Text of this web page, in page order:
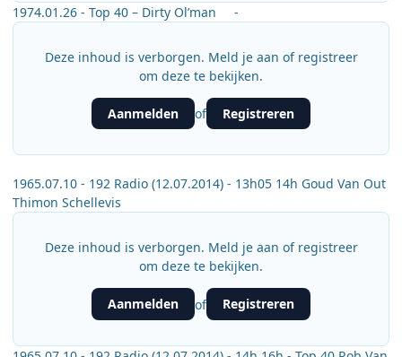
1974.01.26 - Top 40 – Dirty Ol’man -
Deze inhoud is verborgen. Meld je aan of registreer
om deze te bekijken.
Aanmelden of Registreren
1965.07.10 - 192 Radio (12.07.2014) - 13h05 14h Goud Van Out
Thimon Schellevis
Deze inhoud is verborgen. Meld je aan of registreer
om deze te bekijken.
Aanmelden of Registreren